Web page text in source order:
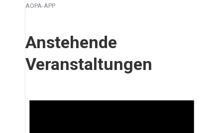
AOPA-APP
Anstehende
Veranstaltungen